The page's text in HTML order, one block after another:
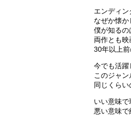
エンディン
なぜか懐か
僕が知るの
両作とも映
30年以上前
今でも活躍
このジャン
同じくらい
いい意味で
悪い意味で